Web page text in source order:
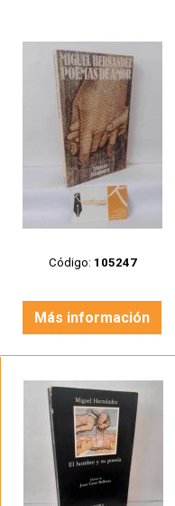
Código: 105247
Más información